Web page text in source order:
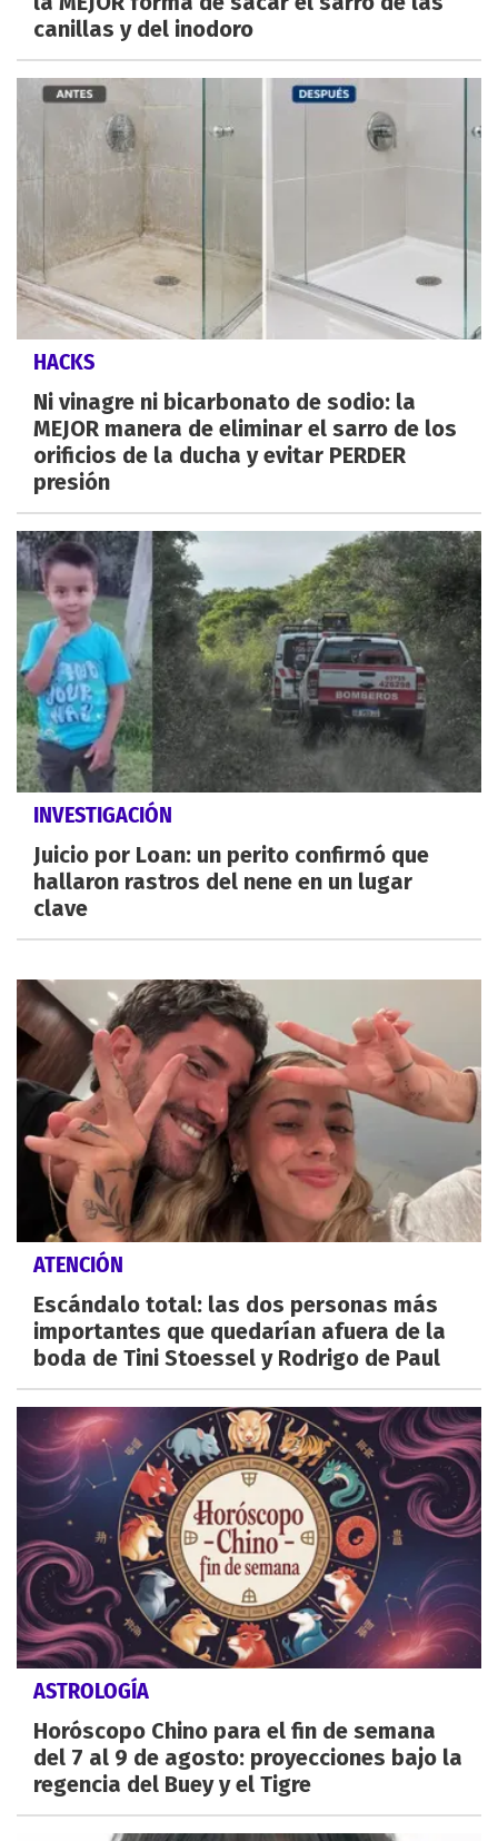
canillas y del inodoro
HACKS
Ni vinagre ni bicarbonato de sodio: la
MEJOR manera de eliminar el sarro de los
orificios de la ducha y evitar PERDER
presión
INVESTIGACIÓN
Juicio por Loan: un perito confirmó que
hallaron rastros del nene en un lugar
clave
ATENCIÓN
Escándalo total: las dos personas más
importantes que quedarían afuera de la
boda de Tini Stoessel y Rodrigo de Paul
ASTROLOGÍA
Horóscopo Chino para el fin de semana
del 7 al 9 de agosto: proyecciones bajo la
regencia del Buey y el Tigre